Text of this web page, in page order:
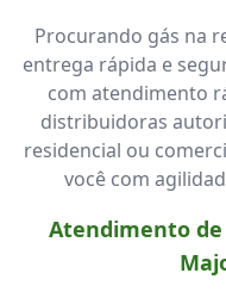
Procurando gás na
entrega rápida e
com atendimento
distribuidoras
residencial ou
você com
Atendimento